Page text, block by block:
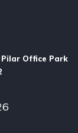
Pilar Office Park